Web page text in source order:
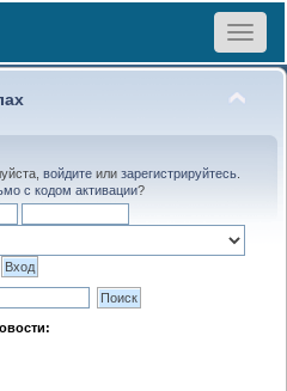
Toggle
войдитеили зарегистрируйтесь.
с кодом активации?